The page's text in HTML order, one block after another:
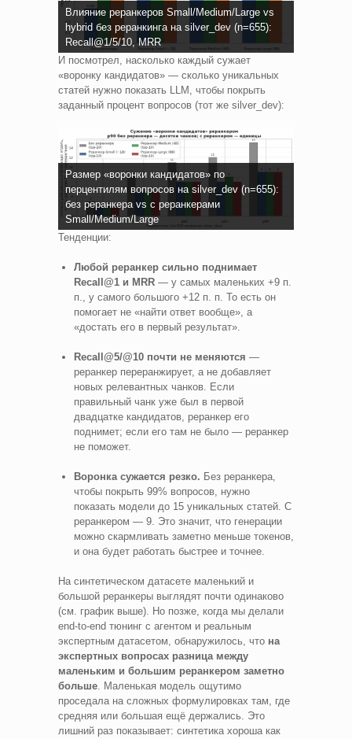
Влияние реранкеров Small/Medium/Large vs
hybrid без реранкинга на silver_dev (n=655):
Recall@1/5/10, MRR
И посмотрел, насколько каждый сужает
«воронку кандидатов» — сколько уникальных
статей нужно показать LLM, чтобы покрыть
заданный процент вопросов (тот же silver_dev):
Размер «воронки кандидатов» по
перцентилям вопросов на silver_dev (n=655):
без реранкера vs с реранкерами
Small/Medium/Large
Тенденции:
Любой реранкер сильно поднимает
Recall@1 и MRR — у самых маленьких +9 п.
п., у самого большого +12 п. п. То есть он
помогает не «найти ответ вообще», а
«достать его в первый результат».
Recall@5/@10 почти не меняются —
реранкер переранжирует, а не добавляет
новых релевантных чанков. Если
правильный чанк уже был в первой
двадцатке кандидатов, реранкер его
поднимет; если его там не было — реранкер
не поможет.
Воронка сужается резко. Без реранкера,
чтобы покрыть 99% вопросов, нужно
показать модели до 15 уникальных статей. С
реранкером — 9. Это значит, что генерации
можно скармливать заметно меньше токенов,
и она будет работать быстрее и точнее.
На синтетическом датасете маленький и
большой реранкеры выглядят почти одинаково
(см. график выше). Но позже, когда мы делали
end-to-end тюнинг с агентом и реальным
экспертным датасетом, обнаружилось, что на
экспертных вопросах разница между
маленьким и большим реранкером заметно
больше. Маленькая модель ощутимо
проседала на сложных формулировках там, где
средняя или большая ещё держались. Это
лишний раз показывает: синтетика хороша как